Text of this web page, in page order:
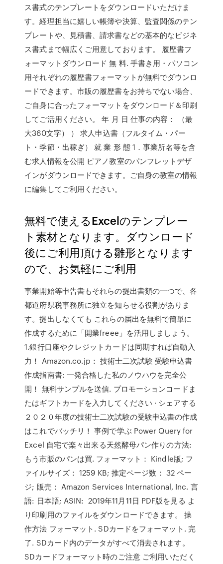
ス書式のテンプレートをダウンロードいただけま
す。経理担当に嬉しい帳簿や決算、監査関係のテン
プレートや、見積書、請求書などの基本的なビジネ
ス書式まで幅広くご用意しております。 履歴書フ
ォーマットダウンロード 無 料. 手書き用・パソコン
用それぞれの履歴書フォーマットが無料でダウンロ
ードできます。市販の履歴書をお持ちでない場合、
ご自身に合ったフォーマットをダウンロード＆印刷
してご活用ください。 年 月 日 仕事の内容： （最
大360文字） ） 求人申込書（フルタイム・パー
ト・季節・出稼ぎ） 就 業 形 態 1．事業所名等を含
む求人情報を公開 ピアノ教室のパンフレットデザ
インがダウンロードできます。ご自身の教室の情報
に編集してご利用ください。
無料で使えるExcelのテンプレー
ト素材となります。ダウンロード
後にご利用頂ける雛形となります
ので、お気軽にご利用
事業開始等申告書もそれらの提出書類の一つで、各
都道府県税事務所に独立を知らせる役割がありま
す。提出しなくても これらの届出を無料で簡単に
作成するために「開業freee」を活用しましょう。
1.銀行口座やクレジットカードは同期すれば自動入
力！ Amazon.co.jp： 技術士二次試験 受験申込書
作成指南書: 一発合格した私のノウハウを完全公
開！ 無料サンプルを送信. プロモーションコードま
たはギフトカードを入力してください · シェアする
２０２０年度の技術士二次試験の受験申込書の作成
はこれでバッチリ！ 事例で学ぶ Power Query for
Excel 自宅で楽々出来る天然酵母パン作りの方法:
もう市販のパンは買. フォーマット： Kindle版; フ
ァイルサイズ： 1259 KB; 推定ページ数： 32 ペー
ジ; 販売： Amazon Services International, Inc. 言
語: 日本語; ASIN: 2019年11月11日 PDF版を見る よ
り印刷用のファイルをダウンロードできます。 操
作方法 フォーマット. SDカードをフォーマット. 完
了. SDカード内のデータがすべて消去されます。
SDカードフォーマット時のご注意 ご利用いただく